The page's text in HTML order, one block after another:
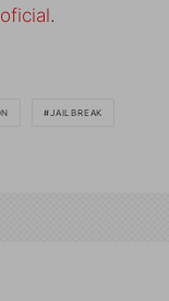
.
JAILBREAK